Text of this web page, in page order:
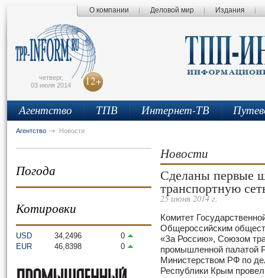
О компании Деловой мир Издания
четверг,
03 июля 2014
12+
Агентство ТПВ Интернет-ТВ
Агентство Новости
Погода
Котировки
USD 34,2496
0
EUR
46,8398 0
Новости
Сделаны первые
транспортную
25 июня 2014 г.
Комитет
Общероссийским
«За Россию», Союзом
промышленной палатой
Министерством РФ по
Республики Крым